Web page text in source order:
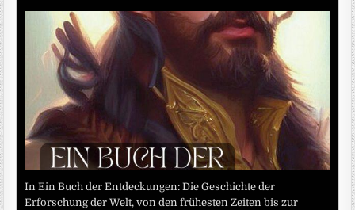
In Ein Buch der Entdeckungen: Die Geschichte der
Erforschung der Welt, von den frühesten Zeiten bis zur